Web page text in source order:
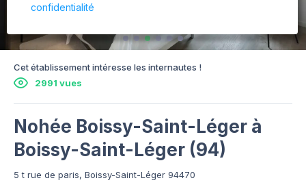
Cet établissement intéresse les internautes !
2991 vues
Nohée Boissy-Saint-Léger à
Boissy-Saint-Léger (94)
5 t rue de paris, Boissy-Saint-Léger 94470
confidentialité